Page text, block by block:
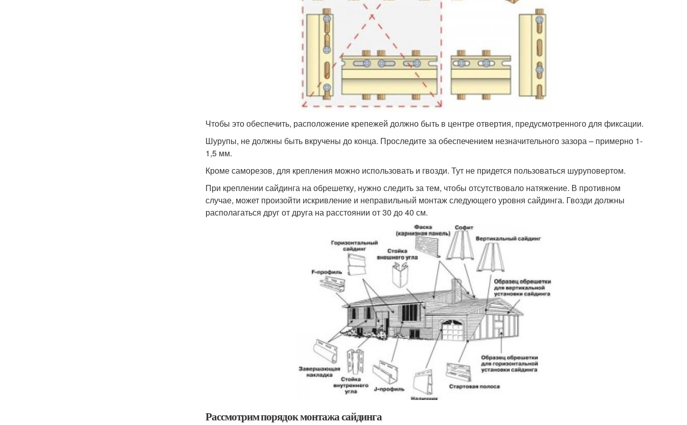
Чтобы это обеспечить, расположение крепежей должно быть в центре отвертия, предусмотренного для фиксации.
Шурупы, не должны быть вкручены до конца. Проследите за обеспечением незначительного зазора – примерно 1-
1,5 мм.
Кроме саморезов, для крепления можно использовать и гвозди. Тут не придется пользоваться шуруповертом.
При креплении сайдинга на обрешетку, нужно следить за тем, чтобы отсутствовало натяжение. В противном
случае, может произойти искривление и неправильный монтаж следующего уровня сайдинга. Гвозди должны
располагаться друг от друга на расстоянии от 30 до 40 см.
Рассмотрим порядок монтажа сайдинга